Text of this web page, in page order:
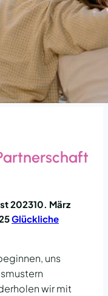
202310. März
Glückliche
uns
wir mit